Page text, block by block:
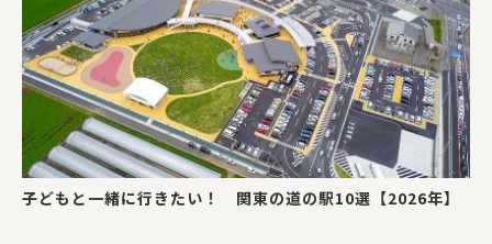
子どもと一緒に行きたい！ 関東の道の駅10選【2026年】